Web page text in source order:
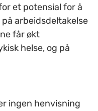
et potensial for å
arbeidsdeltakelse
får økt
helse, og på
ingen henvisning